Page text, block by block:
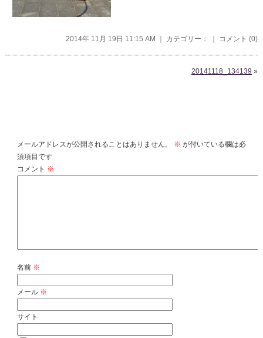
2014年 11月 19日 11:15 AM ｜ カテゴリー： ｜ コメント (0)
20141118_134139 »
メールアドレスが公開されることはありません。 ※ が付いている欄は必
須項目です
コメント ※
名前 ※
メール ※
サイト